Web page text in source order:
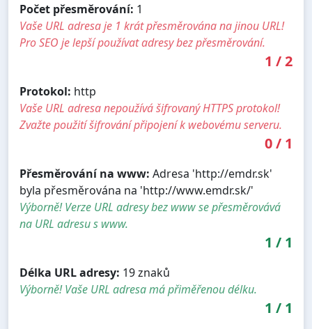
Počet přesměrování: 1
Vaše URL adresa je 1 krát přesměrována na jinou URL!
Pro SEO je lepší používat adresy bez přesměrování.
1 /2
Protokol: http
Vaše URL adresa nepoužívá šifrovaný HTTPS protokol!
Zvažte použití šifrování připojení k webovému serveru.
0/ 1
Přesměrování na www: Adresa 'http://emdr.sk'
byla přesměrována na 'http://www.emdr.sk/'
Výborně! Verze URL adresy bez www se přesměrovává
na URL adresu s www.
1 / 1
Délka URL adresy: 19 znaků
Výborně! Vaše URL adresa má přiměřenou délku.
1 / 1